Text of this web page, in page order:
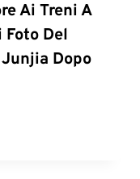
Ai Treni A
Del
Dopo